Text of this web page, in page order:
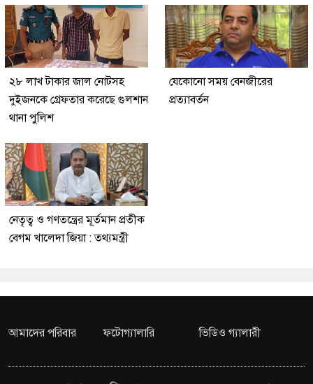
২৮ লাখ টাকার জাল নোটসহ
দুইজনকে গ্রেফতার করেছে গুলশান
থানা পুলিশ
যেকোনো সময় বেনজীরের
প্রত্যাবর্তন
নেতৃত্ব ও গণতন্ত্রের মূর্তমান প্রতীক
বেগম খালেদা জিয়া : তথ্যমন্ত্রী
আমাদের পরিবার ফটোগ্যালারি ভিডিও গ্যালারী